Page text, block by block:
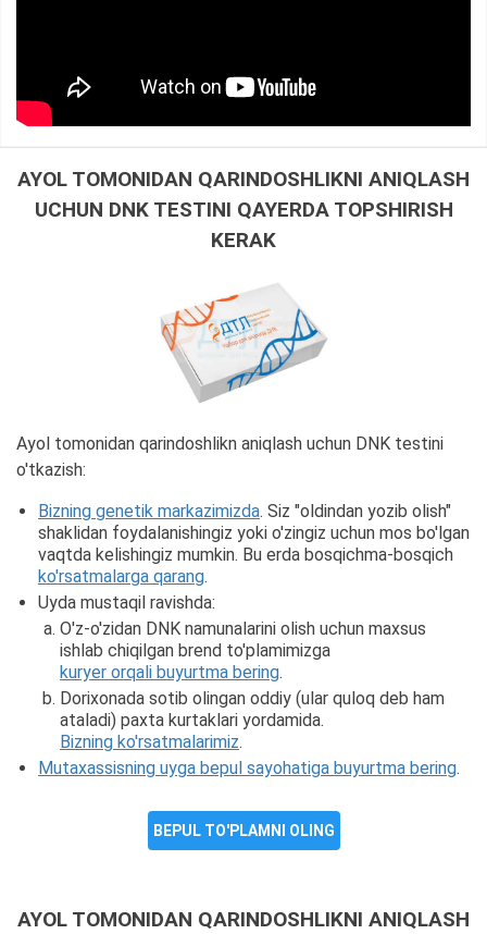
AYOL TOMONIDAN QARINDOSHLIKNI ANIQLASH
UCHUN DNK TESTINI QAYERDA TOPSHIRISH
KERAK
Ayol tomonidan qarindoshlikn aniqlash uchun DNK testini
o'tkazish:
Bizning genetik markazimizda. Siz "oldindan yozib olish"
shaklidan foydalanishingiz yoki o'zingiz uchun mos bo'lgan
vaqtda kelishingiz mumkin. Bu erda bosqichma-bosqich
ko'rsatmalarga qarang.
Uyda mustaqil ravishda:
O'z-o'zidan DNK namunalarini olish uchun maxsus
ishlab chiqilgan brend to'plamimizga
kuryer orqali buyurtma bering.
Dorixonada sotib olingan oddiy (ular quloq deb ham
ataladi) paxta kurtaklari yordamida.
Bizning ko'rsatmalarimiz.
Mutaxassisning uyga bepul sayohatiga buyurtma bering.
BEPUL TO'PLAMNI OLING
AYOL TOMONIDAN QARINDOSHLIKNI ANIQLASH